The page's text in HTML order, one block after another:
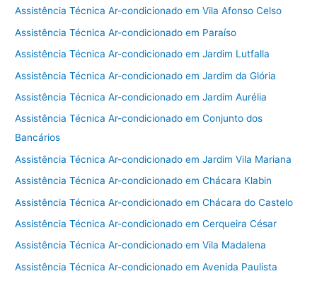
Assistência Técnica Ar-condicionado em Vila Afonso Celso
Assistência Técnica Ar-condicionado em Paraíso
Assistência Técnica Ar-condicionado em Jardim Lutfalla
Assistência Técnica Ar-condicionado em Jardim da Glória
Assistência Técnica Ar-condicionado em Jardim Aurélia
Assistência Técnica Ar-condicionado em Conjunto dos
Bancários
Assistência Técnica Ar-condicionado em Jardim Vila Mariana
Assistência Técnica Ar-condicionado em Chácara Klabin
Assistência Técnica Ar-condicionado em Chácara do Castelo
Assistência Técnica Ar-condicionado em Cerqueira César
Assistência Técnica Ar-condicionado em Vila Madalena
Assistência Técnica Ar-condicionado em Avenida Paulista